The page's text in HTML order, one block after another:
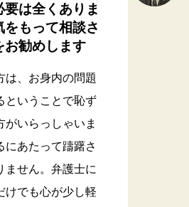
要は全くありま
をもって相談さ
お勧めします
は、お身内の問題
ということで恥ず
がいらっしゃいま
にあたって躊躇さ
ません。弁護士に
けでも心が少し軽